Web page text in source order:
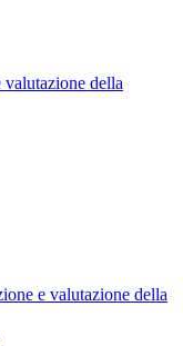
valutazione della
e valutazione della